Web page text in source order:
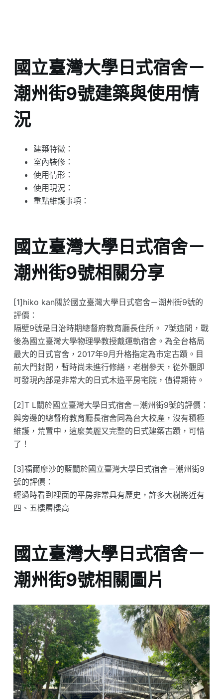
國立臺灣大學日式宿舍－
潮州街9號建築與使用情
況
建築特徵：
室內裝修：
使用情形：
使用現況：
重點維護事項：
國立臺灣大學日式宿舍－
潮州街9號相關分享
[1]hiko kan關於國立臺灣大學日式宿舍－潮州街9號的
評價：
隔壁9號是日治時期總督府教育廳長住所。 7號這間，戰
後為國立臺灣大學物理學教授戴運軌宿舍。為全台格局
最大的日式官舍，2017年9月升格指定為市定古蹟。目
前大門封閉，暫時尚未進行修繕，老樹參天，從外觀即
可發現內部是非常大的日式木造平房宅院，值得期待。
[2]T L關於國立臺灣大學日式宿舍－潮州街9號的評價：
與旁邊的總督府教育廳長宿舍同為台大校產，沒有積極
維護，荒置中，這麼美麗又完整的日式建築古蹟，可惜
了！
[3]福爾摩沙的藍關於國立臺灣大學日式宿舍－潮州街9
號的評價：
經過時看到裡面的平房非常具有歷史，許多大樹將近有
四、五樓層樓高
國立臺灣大學日式宿舍－
潮州街9號相關圖片